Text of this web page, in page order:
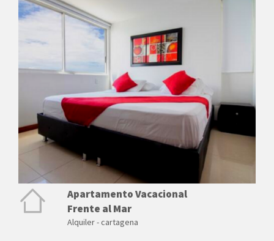
Apartamento Vacacional
Frente al Mar
Alquiler - cartagena